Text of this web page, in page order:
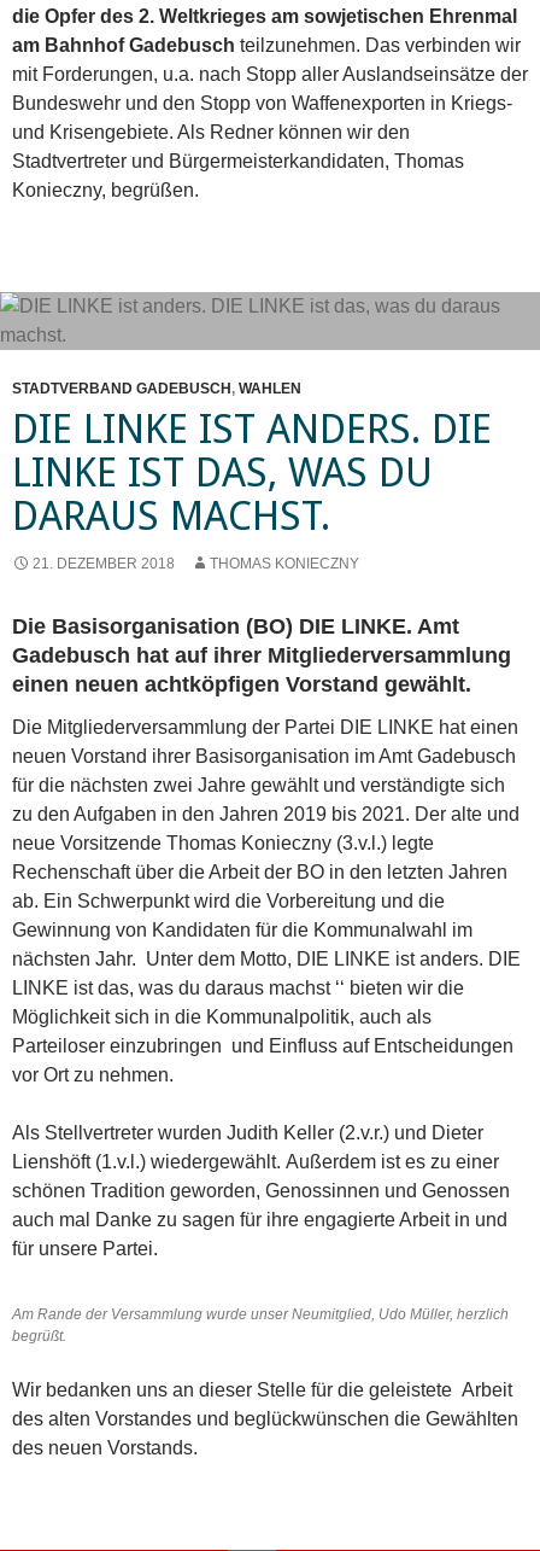
die Opfer des 2. Weltkrieges am sowjetischen Ehrenmal
am Bahnhof Gadebusch teilzunehmen. Das verbinden wir
mit Forderungen, u.a. nach Stopp aller Auslandseinsätze der
Bundeswehr und den Stopp von Waffenexporten in Kriegs-
und Krisengebiete. Als Redner können wir den
Stadtvertreter und Bürgermeisterkandidaten, Thomas
Konieczny, begrüßen.
STADTVERBAND GADEBUSCH, WAHLEN
DIE LINKE IST ANDERS. DIE
LINKE IST DAS, WAS DU
DARAUS MACHST.
21. DEZEMBER 2018 THOMAS KONIECZNY
Die Basisorganisation (BO) DIE LINKE. Amt
Gadebusch hat auf ihrer Mitgliederversammlung
einen neuen achtköpfigen Vorstand gewählt.
Die Mitgliederversammlung der Partei DIE LINKE hat einen
neuen Vorstand ihrer Basisorganisation im Amt Gadebusch
für die nächsten zwei Jahre gewählt und verständigte sich
zu den Aufgaben in den Jahren 2019 bis 2021. Der alte und
neue Vorsitzende Thomas Konieczny (3.v.l.) legte
Rechenschaft über die Arbeit der BO in den letzten Jahren
ab. Ein Schwerpunkt wird die Vorbereitung und die
Gewinnung von Kandidaten für die Kommunalwahl im
nächsten Jahr. Unter dem Motto, DIE LINKE ist anders. DIE
LINKE ist das, was du daraus machst ‘‘ bieten wir die
Möglichkeit sich in die Kommunalpolitik, auch als
Parteiloser einzubringen und Einfluss auf Entscheidungen
vor Ort zu nehmen.
Als Stellvertreter wurden Judith Keller (2.v.r.) und Dieter
Lienshöft (1.v.l.) wiedergewählt. Außerdem ist es zu einer
schönen Tradition geworden, Genossinnen und Genossen
auch mal Danke zu sagen für ihre engagierte Arbeit in und
für unsere Partei.
Am Rande der Versammlung wurde unser Neumitglied, Udo Müller, herzlich
begrüßt.
Wir bedanken uns an dieser Stelle für die geleistete Arbeit
des alten Vorstandes und beglückwünschen die Gewählten
des neuen Vorstands.